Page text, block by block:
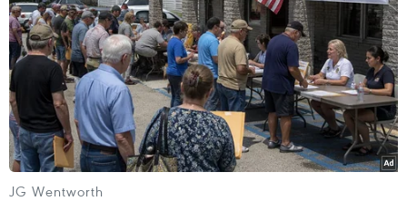
Tòa án Nhân dân thành phố Hà Nội đã mở phiên tòa
xét xử và tuyên án phạt nhóm côn đồ nổ súng bắn
người tại quán nước trước cửa Trường Quốc tế Việt
Nam-Hàn Quốc, quận Cầu Giấy.
JG Wentworth